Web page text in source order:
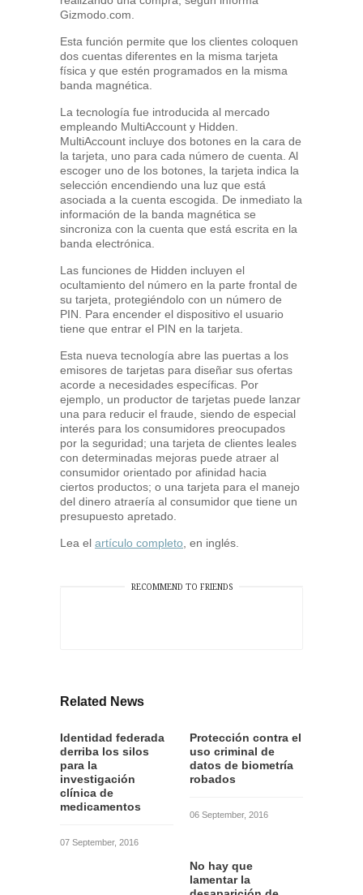
Gizmodo.com.
Esta función permite que los clientes coloquen
dos cuentas diferentes en la misma tarjeta
física y que estén programados en la misma
banda magnética.
La tecnología fue introducida al mercado
empleando MultiAccount y Hidden.
MultiAccount incluye dos botones en la cara de
la tarjeta, uno para cada número de cuenta. Al
escoger uno de los botones, la tarjeta indica la
selección encendiendo una luz que está
asociada a la cuenta escogida. De inmediato la
información de la banda magnética se
sincroniza con la cuenta que está escrita en la
banda electrónica.
Las funciones de Hidden incluyen el
ocultamiento del número en la parte frontal de
su tarjeta, protegiéndolo con un número de
PIN. Para encender el dispositivo el usuario
tiene que entrar el PIN en la tarjeta.
Esta nueva tecnología abre las puertas a los
emisores de tarjetas para diseñar sus ofertas
acorde a necesidades específicas. Por
ejemplo, un productor de tarjetas puede lanzar
una para reducir el fraude, siendo de especial
interés para los consumidores preocupados
por la seguridad; una tarjeta de clientes leales
con determinadas mejoras puede atraer al
consumidor orientado por afinidad hacia
ciertos productos; o una tarjeta para el manejo
del dinero atraería al consumidor que tiene un
presupuesto apretado.
Lea el artículo completo , en inglés.
RECOMMEND TO FRIENDS
Related News
Identidad federada
derriba los silos
para la
investigación
clínica de
medicamentos
07 September, 2016
Protección contra el
uso criminal de
datos de biometría
robados
06 September, 2016
No hay que
lamentar la